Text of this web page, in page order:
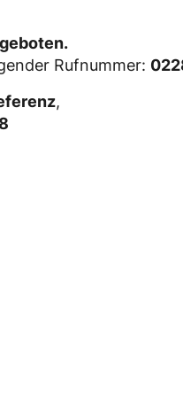
Rufnummer:
,